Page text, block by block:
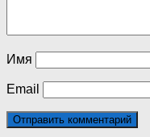
Имя
Email